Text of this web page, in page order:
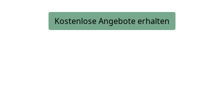
Kostenlose Angebote erhalten